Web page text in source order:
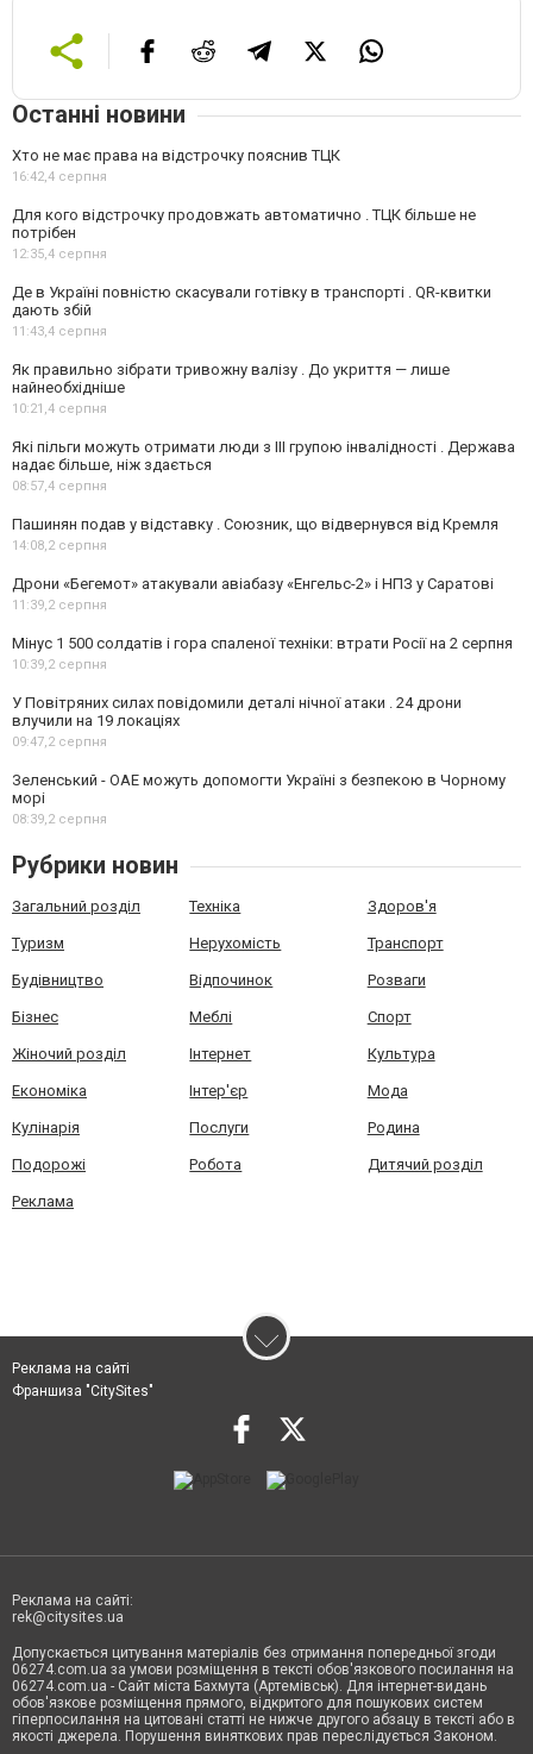
Останні новини
Хто не має права на відстрочку пояснив ТЦК
16:42,4 серпня
Для кого відстрочку продовжать автоматично . ТЦК більше не
потрібен
12:35,4 серпня
Де в Україні повністю скасували готівку в транспорті . QR-квитки
дають збій
11:43,4 серпня
Як правильно зібрати тривожну валізу . До укриття — лише
найнеобхідніше
10:21,4 серпня
Які пільги можуть отримати люди з III групою інвалідності . Держава
надає більше, ніж здається
08:57,4 серпня
Пашинян подав у відставку . Союзник, що відвернувся від Кремля
14:08,2 серпня
Дрони «Бегемот» атакували авіабазу «Енгельс-2» і НПЗ у Саратові
11:39,2 серпня
Мінус 1 500 солдатів і гора спаленої техніки: втрати Росії на 2 серпня
10:39,2 серпня
У Повітряних силах повідомили деталі нічної атаки . 24 дрони
влучили на 19 локаціях
09:47,2 серпня
Зеленський - ОАЕ можуть допомогти Україні з безпекою в Чорному
морі
08:39,2 серпня
Рубрики новин
Загальний розділ Техніка Здоров'я
Туризм Нерухомість Транспорт
Будівництво Відпочинок Розваги
Бізнес Меблі Спорт
Жіночий розділ Інтернет Культура
Економіка Інтер'єр Мода
Кулінарія Послуги Родина
Подорожі Робота Дитячий розділ
Реклама
Реклама на сайті
Франшиза "CitySites"
Реклама на сайті:
rek@citysites.ua
Допускається цитування матеріалів без отримання попередньої згоди
06274.com.ua за умови розміщення в тексті обов'язкового посилання на
06274.com.ua - Сайт міста Бахмута (Артемівськ). Для інтернет-видань
обов'язкове розміщення прямого, відкритого для пошукових систем
гіперпосилання на цитовані статті не нижче другого абзацу в тексті або в
якості джерела. Порушення виняткових прав переслідується Законом.